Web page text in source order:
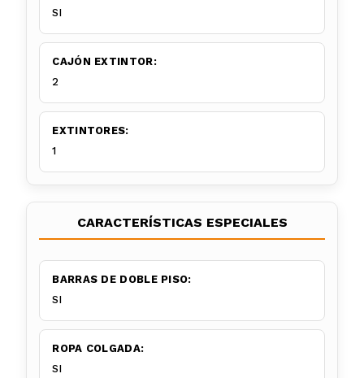
SI
CAJÓN EXTINTOR:
2
EXTINTORES:
1
CARACTERÍSTICAS ESPECIALES
BARRAS DE DOBLE PISO:
SI
ROPA COLGADA:
SI